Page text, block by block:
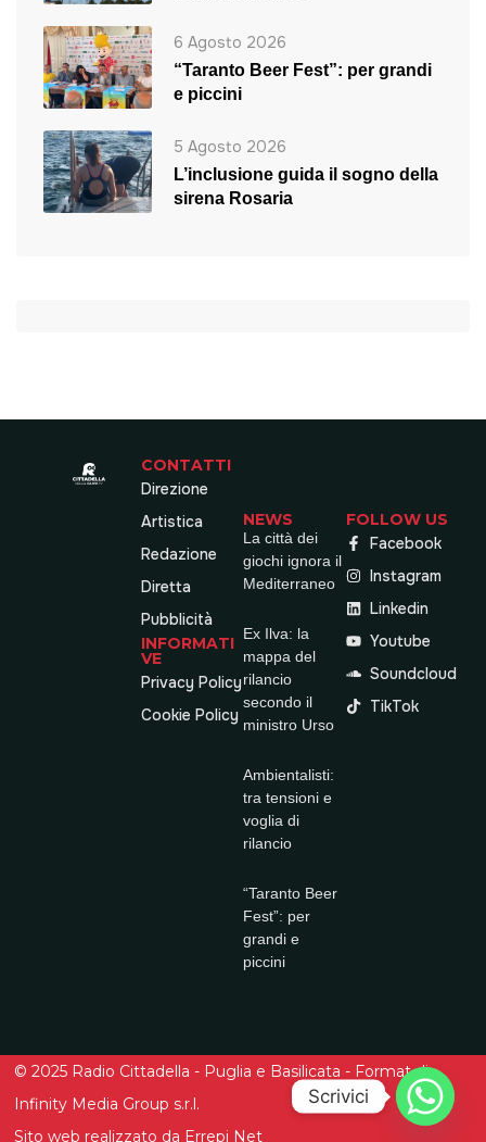
6 Agosto 2026
“Taranto Beer Fest”: per grandi
e piccini
5 Agosto 2026
L’inclusione guida il sogno della
sirena Rosaria
CONTATTI
Direzione
Artistica
Redazione
Diretta
Pubblicità
INFORMATI
VE
Privacy Policy
Cookie Policy
NEWS
La città dei
giochi ignora il
Mediterraneo
Ex Ilva: la
mappa del
rilancio
secondo il
ministro Urso
Ambientalisti:
tra tensioni e
voglia di
rilancio
“Taranto Beer
Fest”: per
grandi e
piccini
FOLLOW US
Facebook
Instagram
Linkedin
Youtube
Soundcloud
TikTok
© 2025 Radio Cittadella - Puglia e Basilicata - Format di
Infinity Media Group s.r.l.
Sito web realizzato da Errepi Net
Scrivici